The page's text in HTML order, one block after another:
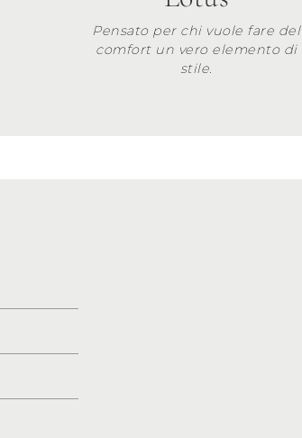
Pensato per chi vuole fare del
comfort un vero elemento di
stile.